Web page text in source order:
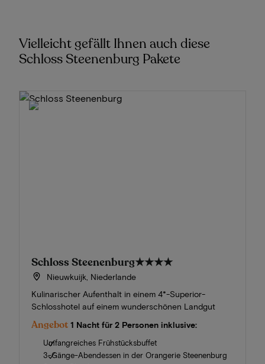
Vielleicht gefällt Ihnen auch diese
Schloss Steenenburg Pakete
Schloss Steenenburg★★★★
Nieuwkuijk, Niederlande
Kulinarischer Aufenthalt in einem 4*-Superior-
Schlosshotel auf einem wunderschönen Landgut
Angebot 1 Nacht für 2 Personen inklusive:
Umfangreiches Frühstücksbuffet
3-Gänge-Abendessen in der Orangerie Steenenburg